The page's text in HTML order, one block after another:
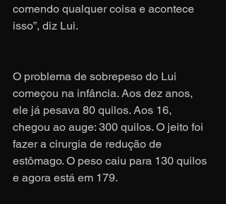
comendo qualquer coisa e acontece
isso”, diz Lui.
O problema de sobrepeso do Lui
começou na infância. Aos dez anos,
ele já pesava 80 quilos. Aos 16,
chegou ao auge: 300 quilos. O jeito foi
fazer a cirurgia de redução de
estômago. O peso caiu para 130 quilos
e agora está em 179.